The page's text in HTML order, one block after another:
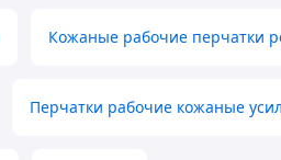
Кожаные рабочие перчатки
Перчатки рабочие кожаные